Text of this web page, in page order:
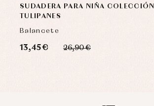
SUDADERA PARA NIÑA COLECCIÓN
TULIPANES
Balancete
13,45 € 26,90 €